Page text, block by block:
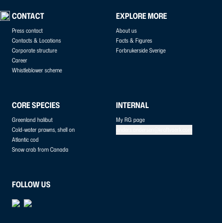
CONTACT
Press contact
Contacts & Locations
Corporate structure
Career
Whistleblower scheme
EXPLORE MORE
About us
Facts & Figures
Forbrukerside Sverige
CORE SPECIES
Greenland halibut
Cold-water prawns, shell on
Atlantic cod
Snow crab from Canada
INTERNAL
My RG page
FOLLOW US